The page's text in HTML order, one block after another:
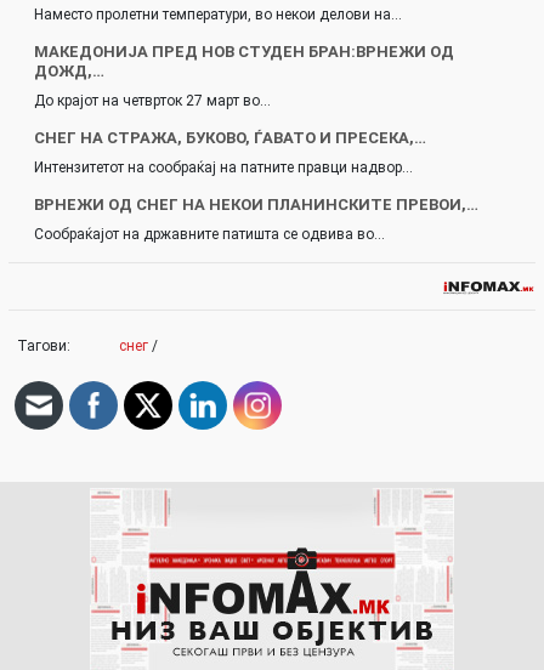
Наместо пролетни температури, во некои делови на…
МАКЕДОНИЈА ПРЕД НОВ СТУДЕН БРАН:ВРНЕЖИ ОД
ДОЖД,…
До крајот на четврток 27 март во…
СНЕГ НА СТРАЖА, БУКОВО, ЃАВАТО И ПРЕСЕКА,…
Интензитетот на сообраќај на патните правци надвор…
ВРНЕЖИ ОД СНЕГ НА НЕКОИ ПЛАНИНСКИТЕ ПРЕВОИ,…
Сообраќајот на државните патишта се одвива во…
Тагови: снег /